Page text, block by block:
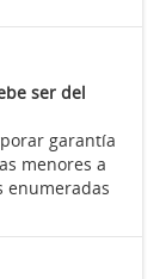
ser del
garantía
menores a
enumeradas